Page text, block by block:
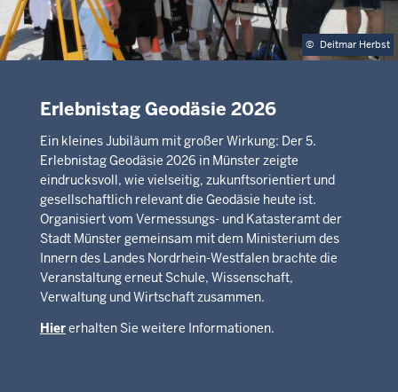
© Deitmar Herbst
Erlebnistag Geodäsie 2026
Ein kleines Jubiläum mit großer Wirkung: Der 5.
Erlebnistag Geodäsie 2026 in Münster zeigte
eindrucksvoll, wie vielseitig, zukunftsorientiert und
gesellschaftlich relevant die Geodäsie heute ist.
Organisiert vom Vermessungs- und Katasteramt der
Stadt Münster gemeinsam mit dem Ministerium des
Innern des Landes Nordrhein-Westfalen brachte die
Veranstaltung erneut Schule, Wissenschaft,
Verwaltung und Wirtschaft zusammen.
Hiererhalten Sie weitere Informationen.